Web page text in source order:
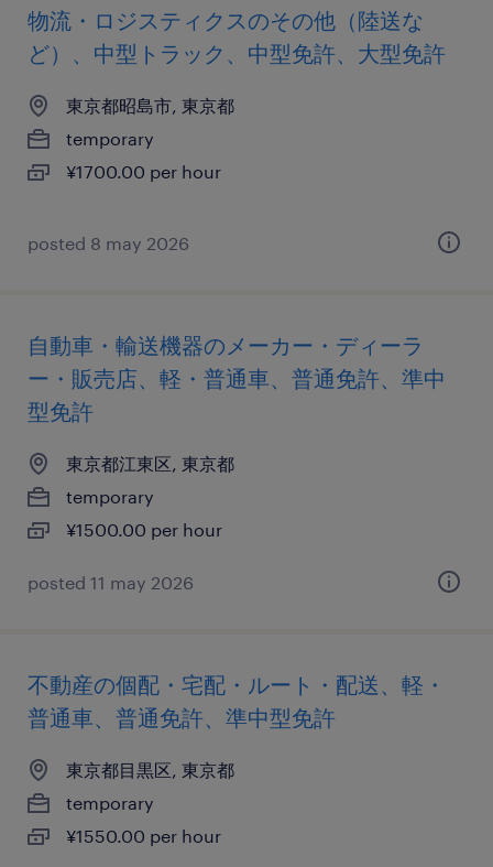
物流・ロジスティクスのその他（陸送な
ど）、中型トラック、中型免許、大型免許
東京都昭島市, 東京都
temporary
¥1700.00 per hour
posted 8 may 2026
自動車・輸送機器のメーカー・ディーラ
ー・販売店、軽・普通車、普通免許、準中
型免許
東京都江東区, 東京都
temporary
¥1500.00 per hour
posted 11 may 2026
不動産の個配・宅配・ルート・配送、軽・
普通車、普通免許、準中型免許
東京都目黒区, 東京都
temporary
¥1550.00 per hour